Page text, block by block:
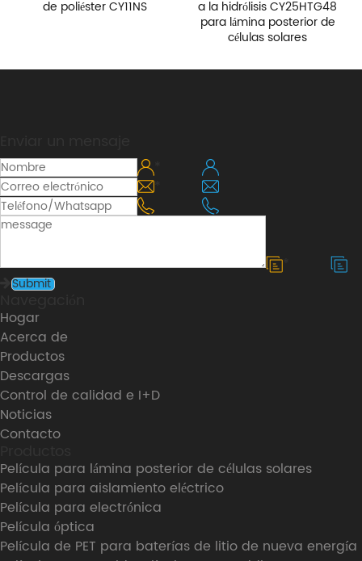
de poliéster CY11NS
a la hidrólisis CY25HTG48
para lámina posterior de
células solares
Hogar
Acerca de
Productos
Descargas
Control de calidad e I+D
Noticias
Contacto
Película para lámina posterior de células solares
Película para aislamiento eléctrico
Película para electrónica
Película óptica
Película de PET para baterías de litio de nueva energía